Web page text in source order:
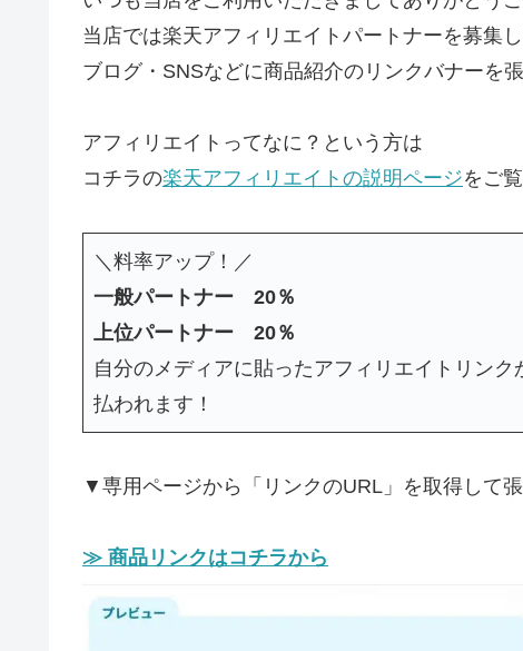
当店では楽天アフィリエイトパートナーを募集し
ブログ・SNSなどに商品紹介のリンクバナーを
アフィリエイトってなに？という方は
コチラの楽天アフィリエイトの説明ページをご
＼料率アップ！／
一般パートナー 20％
上位パートナー 20％
自分のメディアに貼ったアフィリエイトリン
払われます！
▼専用ページから「リンクのURL」を取得して張
≫ 商品リンクはコチラから